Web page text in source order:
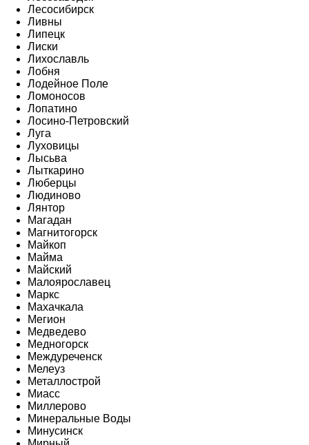
Лесосибирск
Ливны
Липецк
Лиски
Лихославль
Лобня
Лодейное Поле
Ломоносов
Лопатино
Лосино-Петровский
Луга
Луховицы
Лысьва
Лыткарино
Люберцы
Людиново
Лянтор
Магадан
Магнитогорск
Майкоп
Майма
Майский
Малоярославец
Маркс
Махачкала
Мегион
Медведево
Медногорск
Междуреченск
Мелеуз
Металлострой
Миасс
Миллерово
Минеральные Воды
Минусинск